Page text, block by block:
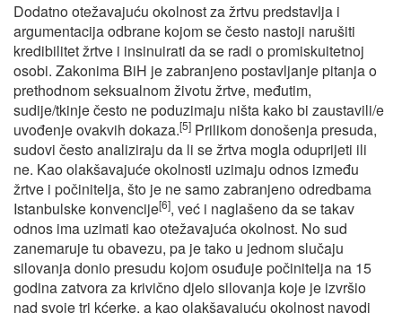
Dodatno otežavajuću okolnost za žrtvu predstavlja i
argumentacija odbrane kojom se često nastoji narušiti
kredibilitet žrtve i insinuirati da se radi o promiskuitetnoj
osobi. Zakonima BiH je zabranjeno postavljanje pitanja o
prethodnom seksualnom životu žrtve, međutim,
sudije/tkinje često ne poduzimaju ništa kako bi zaustavili/e
uvođenje ovakvih dokaza.[5] Prilikom donošenja presuda,
sudovi često analiziraju da li se žrtva mogla oduprijeti ili
ne. Kao olakšavajuće okolnosti uzimaju odnos između
žrtve i počinitelja, što je ne samo zabranjeno odredbama
Istanbulske konvencije[6], već i naglašeno da se takav
odnos ima uzimati kao otežavajuća okolnost. No sud
zanemaruje tu obavezu, pa je tako u jednom slučaju
silovanja donio presudu kojom osuđuje počinitelja na 15
godina zatvora za krivično djelo silovanja koje je izvršio
nad svoje tri kćerke, a kao olakšavajuću okolnost navodi